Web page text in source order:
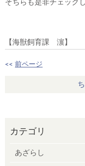
そちらも是非チェック
【海獣飼育課 濵】
<< 前ページ
カテゴリ
あざらし